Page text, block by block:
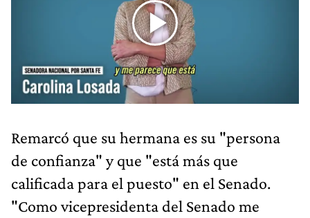
Remarcó que su hermana es su "persona
de confianza" y que "está más que
calificada para el puesto" en el Senado.
"Como vicepresidenta del Senado me